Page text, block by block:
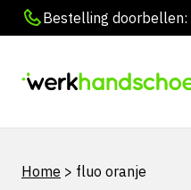
Bestelling doorbellen:
Home > fluo oranje